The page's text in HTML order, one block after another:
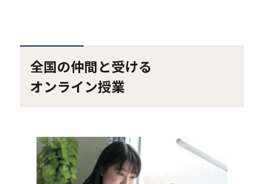
全国の仲間と受ける
オンライン授業